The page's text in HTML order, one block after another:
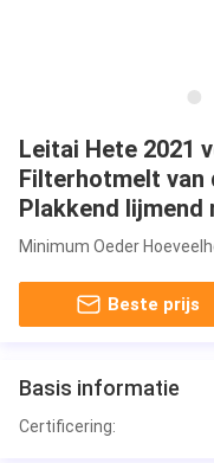
Leitai Hete 2021
Filterhotmelt van
Plakkend lijmend
Minimum Oeder
Beste prijs
Basis informatie
Certificering: